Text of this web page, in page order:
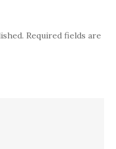
Required fields are